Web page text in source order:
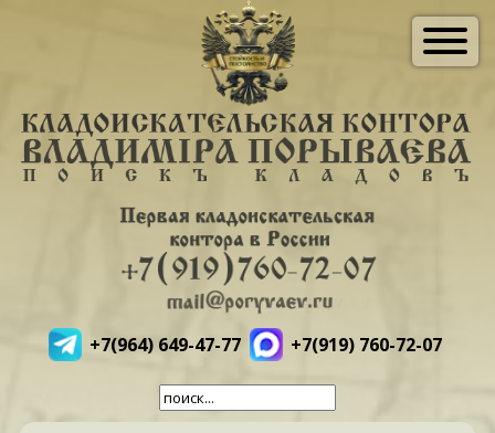
+7(964) 649-47-77 +7(919) 760-72-07